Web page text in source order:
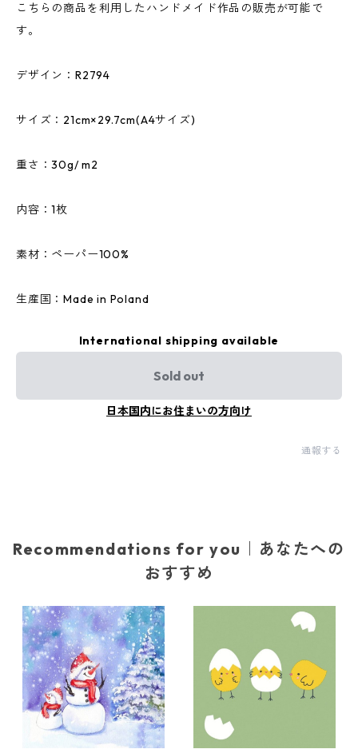
こちらの商品を利用したハンドメイド作品の販売が可能で
す。
デザイン：R2794
サイズ：21cm×29.7cm(A4サイズ)
重さ：30g/ m2
内容：1枚
素材：ペーパー100%
生産国：Made in Poland
International shipping available
Sold out
日本国内にお住まいの方向け
通報する
Recommendations for you｜あなたへの
おすすめ